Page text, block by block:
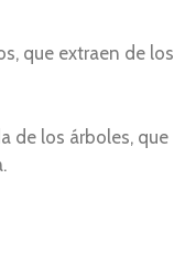
que extraen de los
de los árboles, que